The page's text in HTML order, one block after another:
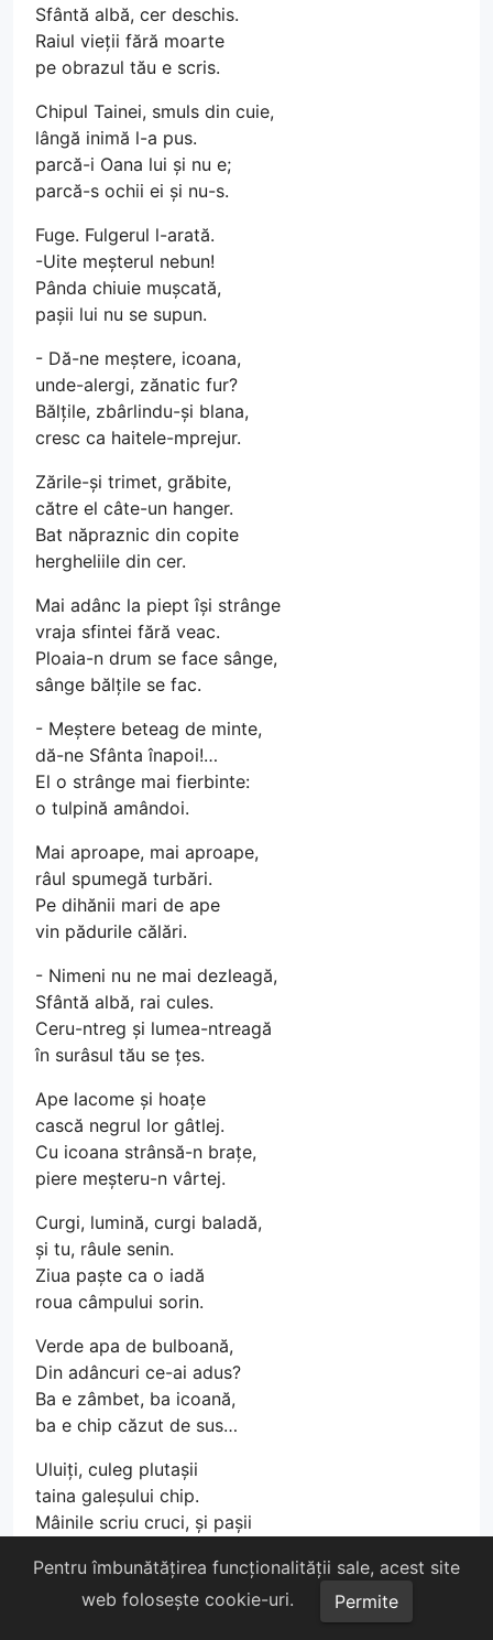
Sfântă albă, cer deschis.
Raiul vieții fără moarte
pe obrazul tău e scris.
Chipul Tainei, smuls din cuie,
lângă inimă l-a pus.
parcă-i Oana lui și nu e;
parcă-s ochii ei și nu-s.
Fuge. Fulgerul l-arată.
-Uite meșterul nebun!
Pânda chiuie mușcată,
pașii lui nu se supun.
- Dă-ne meștere, icoana,
unde-alergi, zănatic fur?
Bălțile, zbârlindu-și blana,
cresc ca haitele-mprejur.
Zările-și trimet, grăbite,
către el câte-un hanger.
Bat năpraznic din copite
hergheliile din cer.
Mai adânc la piept își strânge
vraja sfintei fără veac.
Ploaia-n drum se face sânge,
sânge bălțile se fac.
- Meștere beteag de minte,
dă-ne Sfânta înapoi!…
El o strânge mai fierbinte:
o tulpină amândoi.
Mai aproape, mai aproape,
râul spumegă turbări.
Pe dihănii mari de ape
vin pădurile călări.
- Nimeni nu ne mai dezleagă,
Sfântă albă, rai cules.
Ceru-ntreg și lumea-ntreagă
în surâsul tău se țes.
Ape lacome și hoațe
cască negrul lor gâtlej.
Cu icoana strânsă-n brațe,
piere meșteru-n vârtej.
Curgi, lumină, curgi baladă,
și tu, râule senin.
Ziua paște ca o iadă
roua câmpului sorin.
Verde apa de bulboană,
Din adâncuri ce-ai adus?
Ba e zâmbet, ba icoană,
ba e chip căzut de sus…
Uluiți, culeg plutașii
taina galeșului chip.
Mâinile scriu cruci, și pașii
De surâsul blândei fețe
Pentru îmbunătățirea funcționalității sale, acest site
web folosește cookie-uri.
Permite